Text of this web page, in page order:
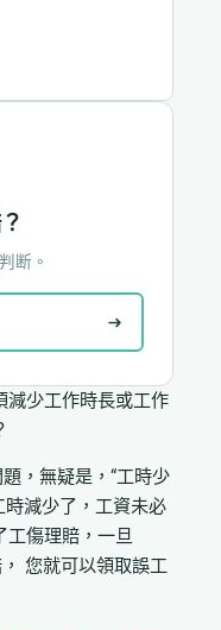
減少工作時長或工作
，無疑是，“工時少
減少了，工資未必
工傷理賠，一旦
您就可以領取誤工
断。